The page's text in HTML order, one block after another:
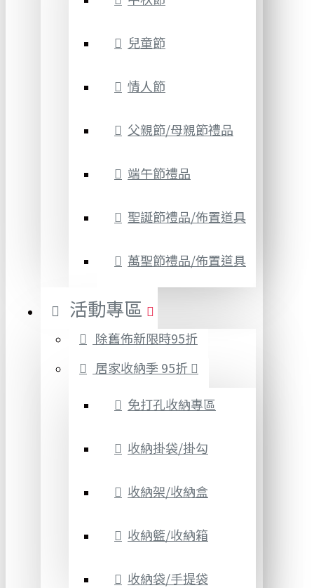
兒童節
情人節
父親節/母親節禮品
端午節禮品
聖誕節禮品/佈置道具
萬聖節禮品/佈置道具
活動專區
除舊佈新限時95折
居家收納季 95折
免打孔收納專區
收納掛袋/掛勾
收納架/收納盒
收納籃/收納箱
收納袋/手提袋